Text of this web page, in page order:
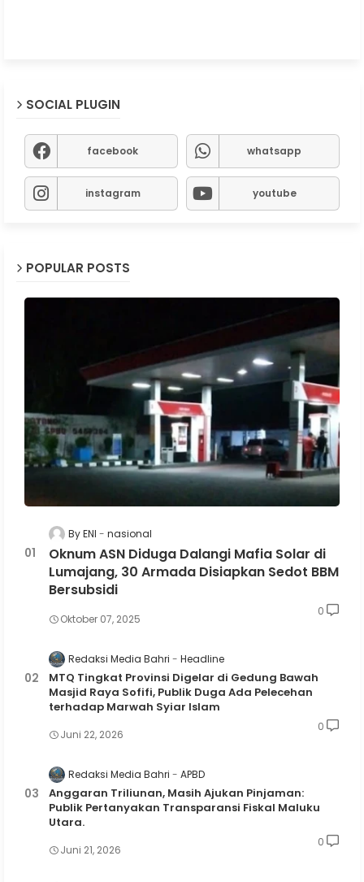
SOCIAL PLUGIN
facebook whatsapp
instagram youtube
POPULAR POSTS
By ENI nasional
Oknum ASN Diduga Dalangi Mafia Solar di
Lumajang, 30 Armada Disiapkan Sedot BBM
Bersubsidi
Oktober 07, 2025
0
Redaksi Media Bahri Headline
MTQ Tingkat Provinsi Digelar di Gedung Bawah
Masjid Raya Sofifi, Publik Duga Ada Pelecehan
terhadap Marwah Syiar Islam
Juni 22, 2026
0
Redaksi Media Bahri APBD
Anggaran Triliunan, Masih Ajukan Pinjaman:
Publik Pertanyakan Transparansi Fiskal Maluku
Utara.
Juni 21, 2026
0